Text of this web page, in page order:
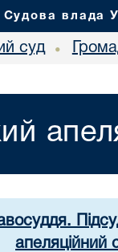
Судова влада
суд •
апеляційний